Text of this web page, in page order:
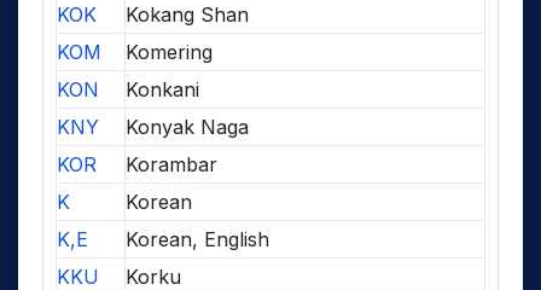
KOK
Kokang Shan
KOM
Komering
KON
Konkani
KNY
Konyak Naga
KOR
Korambar
K
Korean
K,E
Korean, English
KKU
Korku